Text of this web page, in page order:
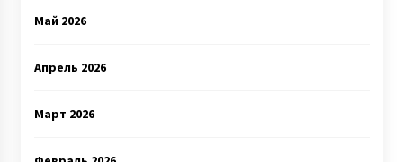
Май 2026
Апрель 2026
Март 2026